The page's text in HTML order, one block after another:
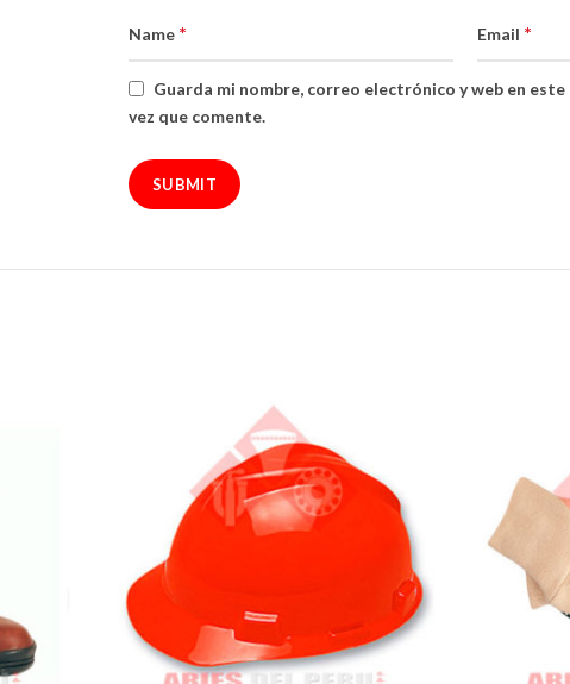
Name * Email *
Guarda mi nombre, correo electrónico y web en
vez que comente.